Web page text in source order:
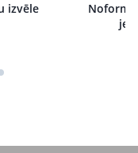
izvēle